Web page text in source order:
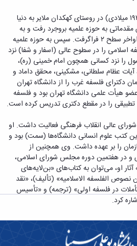
احمد احمدی در سال ۱۳۱۲ (۱۹۳۳ میلادی) در روستای کهکدان ملایر به دنیا
به حوزه علمیه بروجرد رفت و به
مدت ۵ سال دروس دینی را تا اواخر سطح ۲ فراگرفت. سپس به حوزه علمیه
را در سطوح عالی (اسفار و شفا) نزد
را نزد کسانی همچون امام خمینی (ره)،
عظام سلطانی، مشکینی، محقق داماد و
دکترای فلسفه غرب را از دانشگاه تهران
اخذ کرد. احمدی از سال ۱۳۵۲ عضو هیأت علمی دانشگاه تهران بود و فلسفه
را در مقطع دکتری تدریس کرده‌ است.
عضو شورای عالی انقلاب فرهنگی فعالیت داشت. او
کتب علوم انسانی دانشگاه‌ها (سمت) بود و
سازمان را بر عهده داشت. وی همچنین از
در هفتمین دوره مجلس شورای اسلامی،
آثار او، می‌توان به کتاب‌های «بن‌لایه‌های
الفلسفه الاسلامیه» (تألیف)، «نقد
در فلسفه اولی» (ترجمه) و «تأسیس
کرد.